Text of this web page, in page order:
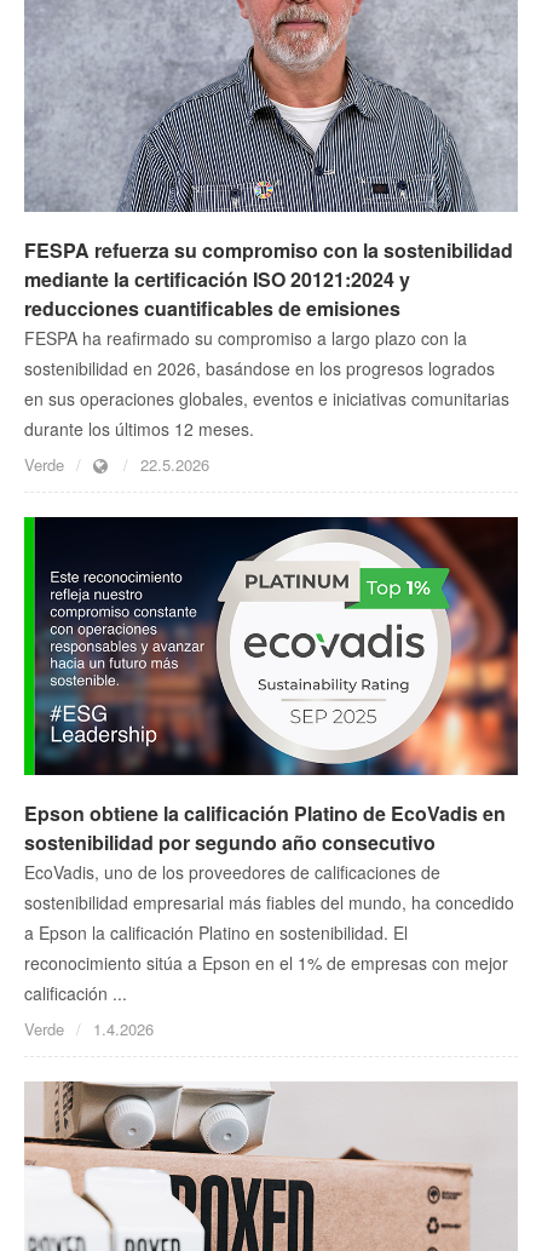
FESPA refuerza su compromiso con la sostenibilidad
mediante la certificación ISO 20121:2024 y
reducciones cuantificables de emisiones
FESPA ha reafirmado su compromiso a largo plazo con la
sostenibilidad en 2026, basándose en los progresos logrados
en sus operaciones globales, eventos e iniciativas comunitarias
durante los últimos 12 meses.
Verde 22.5.2026
Epson obtiene la calificación Platino de EcoVadis en
sostenibilidad por segundo año consecutivo
EcoVadis, uno de los proveedores de calificaciones de
sostenibilidad empresarial más fiables del mundo, ha concedido
a Epson la calificación Platino en sostenibilidad. El
reconocimiento sitúa a Epson en el 1% de empresas con mejor
calificación ...
Verde 1.4.2026